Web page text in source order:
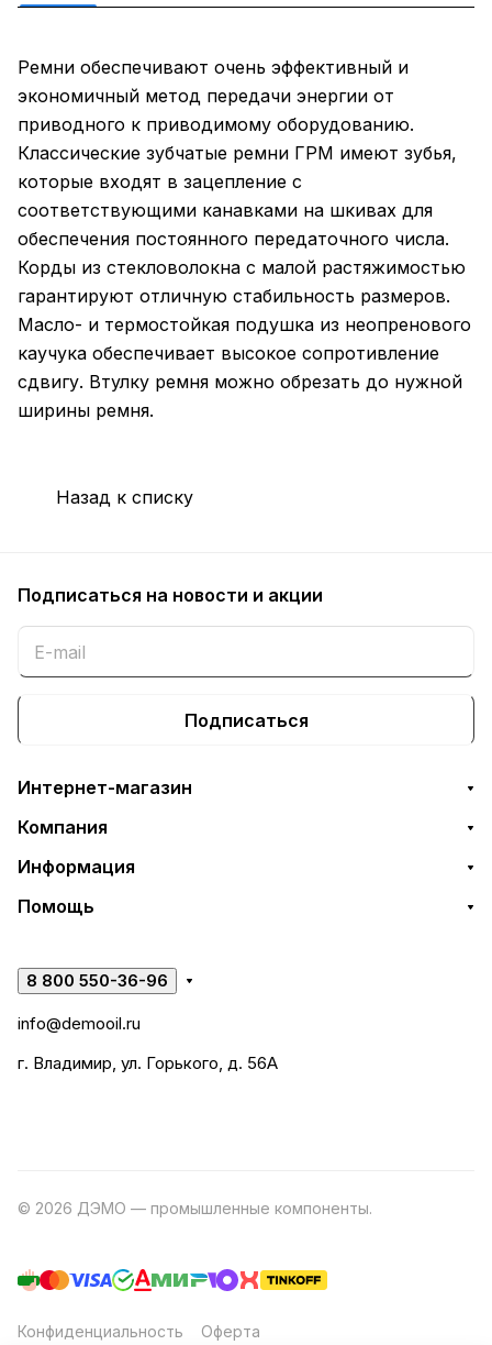
Ремни обеспечивают очень эффективный и
экономичный метод передачи энергии от
приводного к приводимому оборудованию.
Классические зубчатые ремни ГРМ имеют зубья,
которые входят в зацепление с
соответствующими канавками на шкивах для
обеспечения постоянного передаточного числа.
Корды из стекловолокна с малой растяжимостью
гарантируют отличную стабильность размеров.
Масло- и термостойкая подушка из неопренового
каучука обеспечивает высокое сопротивление
сдвигу. Втулку ремня можно обрезать до нужной
ширины ремня.
Назад к списку
Подписаться на новости и акции
Подписаться
Интернет-магазин
Компания
Информация
Помощь
8 800 550-36-96
info@demooil.ru
г. Владимир, ул. Горького, д. 56А
© 2026 ДЭМО — промышленные компоненты.
Конфиденциальность Оферта